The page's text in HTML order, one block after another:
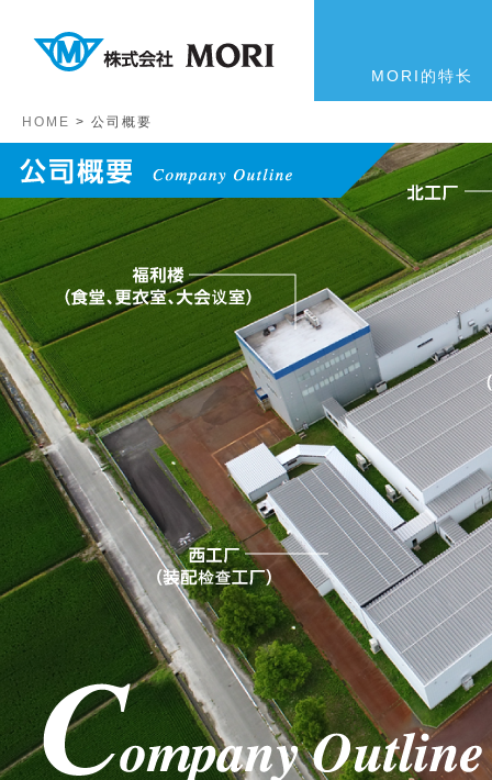
MORI的特长
HOME > 公司概要